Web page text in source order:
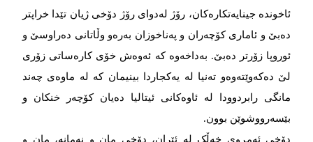
ئاخوندە جینایەتکارەکان، رۆژ لەدوای رۆژ دۆخی ژیان تێدا خراپتر
دەبێ و ئاماری کۆچەران و پەناخوزان بەرەو وڵاتانی دەراوسێ و
ئوروپا زۆرتر دەبێ. بەداخەوە کە ئەوەش خۆی کارەساتی زۆری
لێ دەکەوێتەوەو تەنیا لە یەکجاردا بینیمان کە لە ماوەی چەند
مانگی رابردوودا لە ئاوەکانی ئیتالیا دەیان کۆچەر خنکان و
بێسەرووشوێن بوون.
دۆخی ئەمڕوی خەڵک لە ئێران، دۆخی مان و نەمانە، مان و